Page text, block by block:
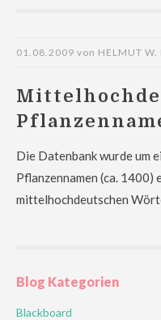
01.08.2009 von HELMUT W.
Die Datenbank wurde um
Pflanzennamen (ca.
mittelhochdeutschen
Blog Kategorien
Blackboard